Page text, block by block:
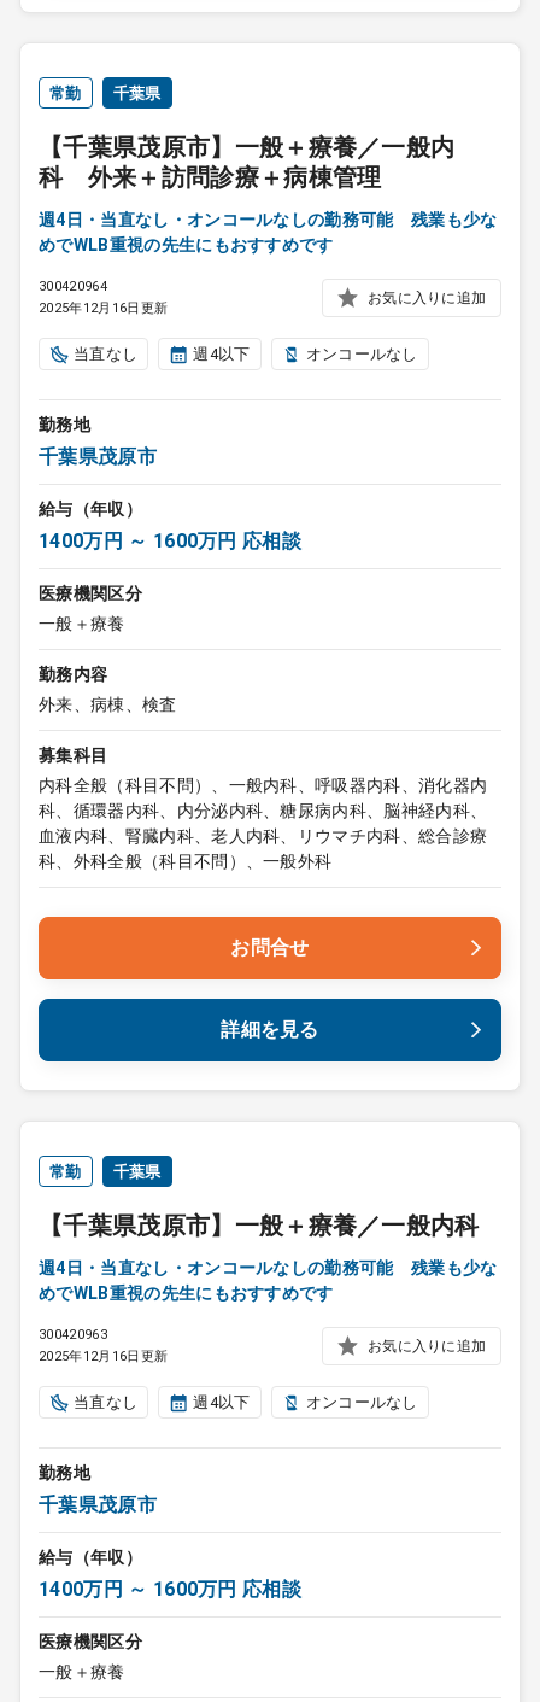
常勤 千葉県
【千葉県茂原市】一般＋療養／一般内
科 外来＋訪問診療＋病棟管理
週4日・当直なし・オンコールなしの勤務可能 残業も少な
めでWLB重視の先生にもおすすめです
300420964
2025年12月16日更新
お気に入りに追加
当直なし 週4以下 オンコールなし
勤務地
千葉県茂原市
給与（年収）
1400万円 ～ 1600万円 応相談
医療機関区分
一般＋療養
勤務内容
外来、病棟、検査
募集科目
内科全般（科目不問）、一般内科、呼吸器内科、消化器内
科、循環器内科、内分泌内科、糖尿病内科、脳神経内科、
血液内科、腎臓内科、老人内科、リウマチ内科、総合診療
科、外科全般（科目不問）、一般外科
お問合せ
詳細を見る
常勤 千葉県
【千葉県茂原市】一般＋療養／一般内科
週4日・当直なし・オンコールなしの勤務可能 残業も少な
めでWLB重視の先生にもおすすめです
300420963
2025年12月16日更新
お気に入りに追加
当直なし 週4以下 オンコールなし
勤務地
千葉県茂原市
給与（年収）
1400万円 ～ 1600万円 応相談
医療機関区分
一般＋療養